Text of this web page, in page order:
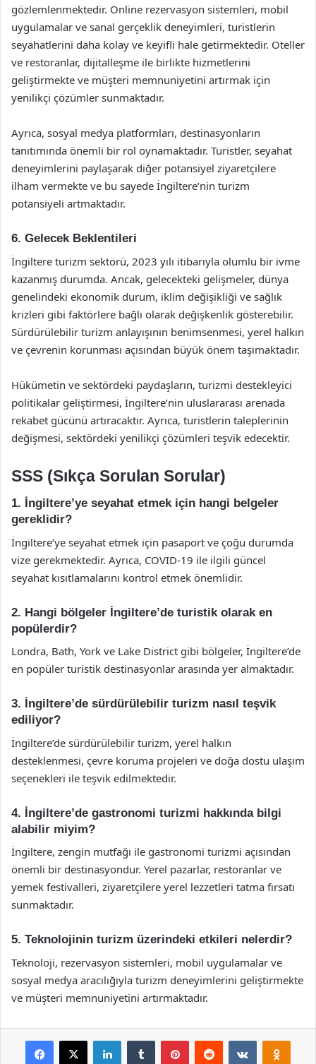
gözlemlenmektedir. Online rezervasyon sistemleri, mobil
uygulamalar ve sanal gerçeklik deneyimleri, turistlerin
seyahatlerini daha kolay ve keyifli hale getirmektedir. Oteller
ve restoranlar, dijitalleşme ile birlikte hizmetlerini
geliştirmekte ve müşteri memnuniyetini artırmak için
yenilikçi çözümler sunmaktadır.
Ayrıca, sosyal medya platformları, destinasyonların
tanıtımında önemli bir rol oynamaktadır. Turistler, seyahat
deneyimlerini paylaşarak diğer potansiyel ziyaretçilere
ilham vermekte ve bu sayede İngiltere’nin turizm
potansiyeli artmaktadır.
6. Gelecek Beklentileri
İngiltere turizm sektörü, 2023 yılı itibarıyla olumlu bir ivme
kazanmış durumda. Ancak, gelecekteki gelişmeler, dünya
genelindeki ekonomik durum, iklim değişikliği ve sağlık
krizleri gibi faktörlere bağlı olarak değişkenlik gösterebilir.
Sürdürülebilir turizm anlayışının benimsenmesi, yerel halkın
ve çevrenin korunması açısından büyük önem taşımaktadır.
Hükümetin ve sektördeki paydaşların, turizmi destekleyici
politikalar geliştirmesi, İngiltere’nin uluslararası arenada
rekabet gücünü artıracaktır. Ayrıca, turistlerin taleplerinin
değişmesi, sektördeki yenilikçi çözümleri teşvik edecektir.
SSS (Sıkça Sorulan Sorular)
1. İngiltere’ye seyahat etmek için hangi belgeler
gereklidir?
İngiltere’ye seyahat etmek için pasaport ve çoğu durumda
vize gerekmektedir. Ayrıca, COVID-19 ile ilgili güncel
seyahat kısıtlamalarını kontrol etmek önemlidir.
2. Hangi bölgeler İngiltere’de turistik olarak en
popülerdir?
Londra, Bath, York ve Lake District gibi bölgeler, İngiltere’de
en popüler turistik destinasyonlar arasında yer almaktadır.
3. İngiltere’de sürdürülebilir turizm nasıl teşvik
ediliyor?
İngiltere’de sürdürülebilir turizm, yerel halkın
desteklenmesi, çevre koruma projeleri ve doğa dostu ulaşım
seçenekleri ile teşvik edilmektedir.
4. İngiltere’de gastronomi turizmi hakkında bilgi
alabilir miyim?
İngiltere, zengin mutfağı ile gastronomi turizmi açısından
önemli bir destinasyondur. Yerel pazarlar, restoranlar ve
yemek festivalleri, ziyaretçilere yerel lezzetleri tatma fırsatı
sunmaktadır.
5. Teknolojinin turizm üzerindeki etkileri nelerdir?
Teknoloji, rezervasyon sistemleri, mobil uygulamalar ve
sosyal medya aracılığıyla turizm deneyimlerini geliştirmekte
ve müşteri memnuniyetini artırmaktadır.
Facebook
X LinkedInTumblr PinterestReddit VKontakte